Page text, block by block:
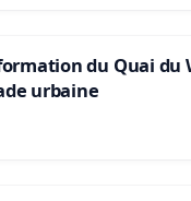
du Quai du
urbaine